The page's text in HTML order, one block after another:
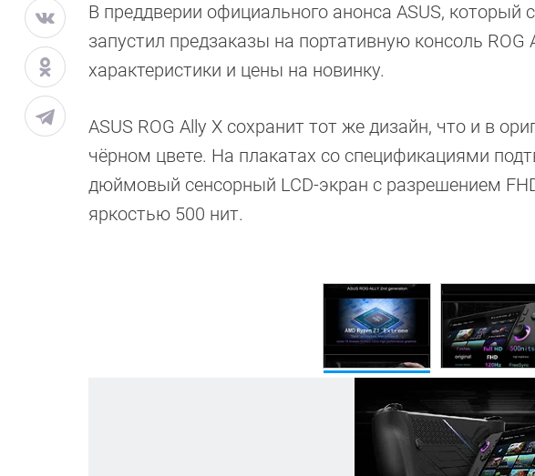
В преддверии официального анонса ASUS,
запустил предзаказы на портативную консоль
характеристики и цены на новинку.
ASUS ROG Ally X сохранит тот же дизайн, что и в
чёрном цвете. На плакатах со спецификациями
дюймовый сенсорный LCD-экран с разрешением
яркостью 500 нит.